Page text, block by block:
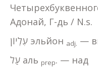
Адонай, Г-дь / N.s.
עֶלְיוֹן эльйон adj. —
עַל аль prep. — над